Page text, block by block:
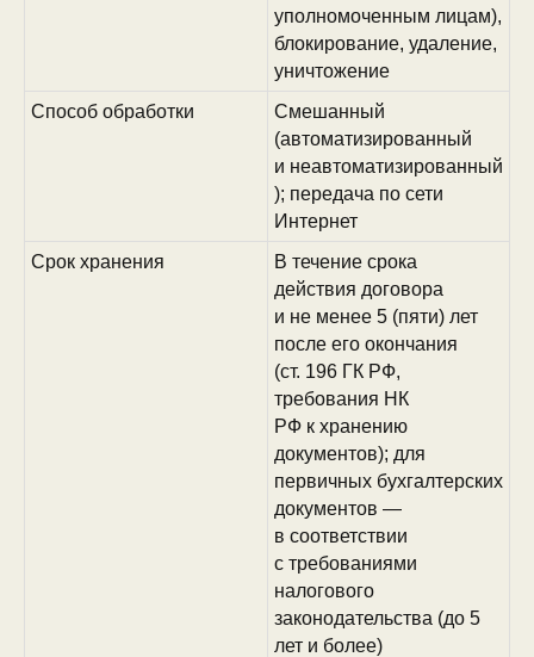
уполномоченным лицам),
блокирование, удаление,
уничтожение
Способ обработки
Смешанный
(автоматизированный
и неавтоматизированный
); передача по сети
Интернет
Срок хранения
В течение срока
действия договора
и не менее 5 (пяти) лет
после его окончания
(ст. 196 ГК РФ,
требования НК
РФ к хранению
документов); для
первичных бухгалтерских
документов —
в соответствии
с требованиями
налогового
законодательства (до 5
лет и более)